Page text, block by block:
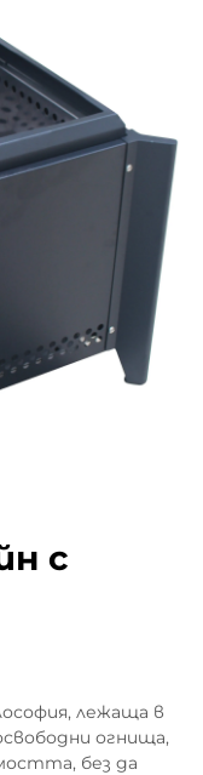
с
лежаща в
огнища,
без да